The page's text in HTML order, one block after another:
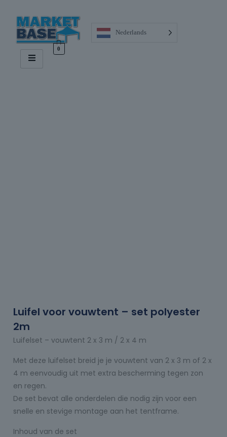
0
Nederlands
Luifel voor vouwtent – set polyester
2m
Luifelset – vouwtent 2 x 3 m / 2 x 4 m
Met deze luifelset breid je je vouwtent van 2 x 3 m of 2 x
4 m eenvoudig uit met extra bescherming tegen zon
en regen.
De set bevat alle onderdelen die nodig zijn voor een
snelle en stevige montage aan het tentframe.
Inhoud van de set